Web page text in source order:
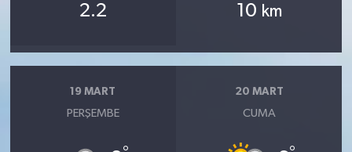
2.2 10 km
19 MART
PERŞEMBE
20 MART
CUMA